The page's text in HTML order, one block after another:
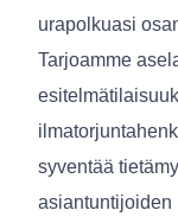
urapolkuasi
Tarjoamme
syventää
asiantuntijoiden